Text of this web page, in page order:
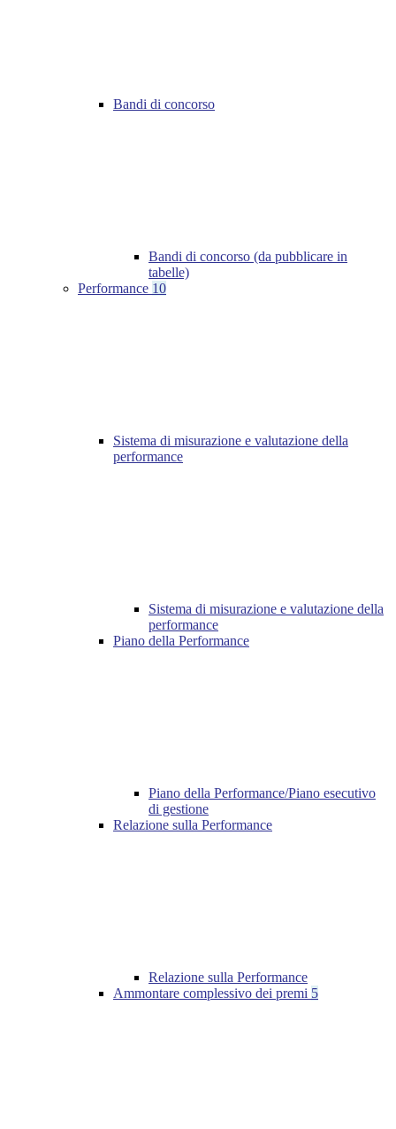
Bandi di concorso
Bandi di concorso (da pubblicare in
tabelle)
Performance 10
Sistema di misurazione e valutazione della
performance
Sistema di misurazione e valutazione della
performance
Piano della Performance
Piano della Performance/Piano esecutivo
di gestione
Relazione sulla Performance
Relazione sulla Performance
Ammontare complessivo dei premi 5